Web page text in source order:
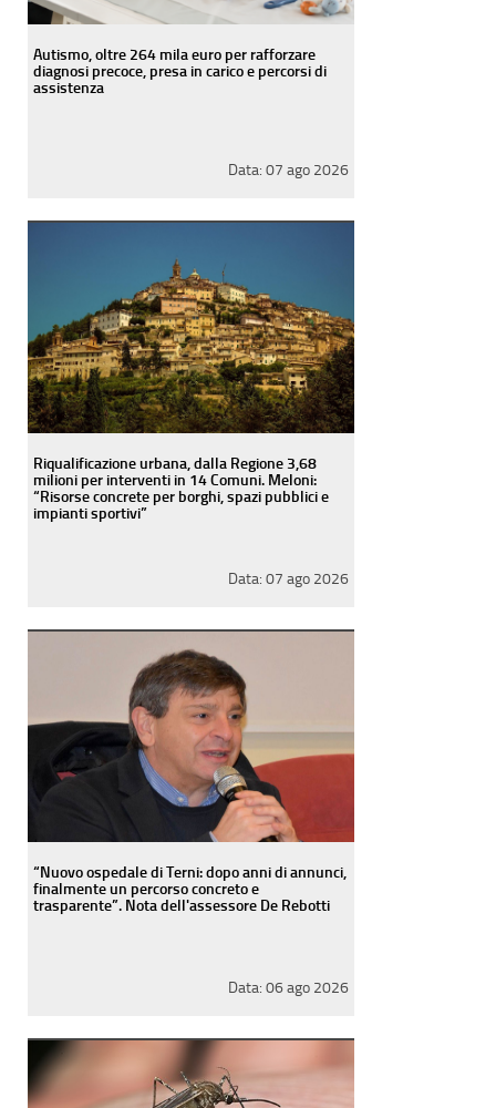
Autismo, oltre 264 mila euro per rafforzare
diagnosi precoce, presa in carico e percorsi di
assistenza
Data: 07 ago 2026
Riqualificazione urbana, dalla Regione 3,68
milioni per interventi in 14 Comuni. Meloni:
“Risorse concrete per borghi, spazi pubblici e
impianti sportivi”
Data: 07 ago 2026
“Nuovo ospedale di Terni: dopo anni di annunci,
finalmente un percorso concreto e
trasparente”. Nota dell'assessore De Rebotti
Data: 06 ago 2026